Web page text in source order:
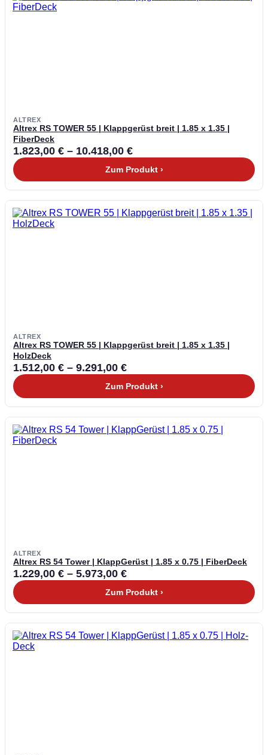
ALTREX
Altrex RS TOWER 55 | Klappgerüst breit | 1.85 x 1.35 |
FiberDeck
1.823,00 € – 10.418,00 €
Zum Produkt ›
ALTREX
Altrex RS TOWER 55 | Klappgerüst breit | 1.85 x 1.35 |
HolzDeck
1.512,00 € – 9.291,00 €
Zum Produkt ›
ALTREX
Altrex RS 54 Tower | KlappGerüst | 1.85 x 0.75 | FiberDeck
1.229,00 € – 5.973,00 €
Zum Produkt ›